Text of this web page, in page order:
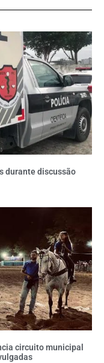
durante discussão
circuito municipal